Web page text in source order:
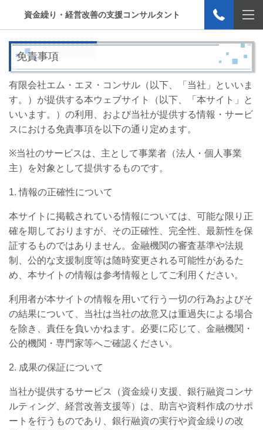
資金繰り・経営改善の支援コンサルタント
免責事項
有限会社エム・エヌ・コンサル（以下、「当社」といいま
す。）が提供する本ウェブサイト（以下、「本サイト」と
いいます。）の利用、および当社が提供する情報・サービ
スにおける免責事項を以下の通り定めます。
※当社のサービスは、主として事業者（法人・個人事業
主）を対象として提供するものです。
1.情報の正確性について
本サイトに掲載されている情報については、可能な限り正
確を期しておりますが、その正確性、完全性、最新性を保
証するものではありません。金融機関の審査基準や法規
制、公的な支援制度等は随時変更される可能性があるた
め、本サイトの情報は参考情報としてご利用ください。
利用者が本サイトの情報を用いて行う一切の行為およびそ
の結果について、当社は当社の故意又は重過失による場合
を除き、責任を負いかねます。必要に応じて、金融機関・
公的機関・専門家等へご確認ください。
2. 成果の保証について
当社が提供するサービス（資金繰り支援、銀行融資コンサ
ルティング、経営改善支援等）は、助言や資料作成のサポ
ートを行うものであり、銀行融資の実行や資金繰りの改